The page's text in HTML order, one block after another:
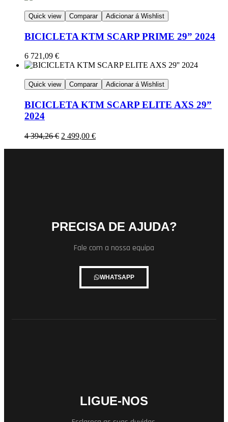
Quick view Comparar Adicionar á Wishlist
BICICLETA KTM SCARP PRIME 29” 2024
6 721,09 €
Quick view Comparar Adicionar á Wishlist
BICICLETA KTM SCARP ELITE AXS 29”
2024
4 394,26€ 2 499,00 €
PRECISA DE AJUDA?
Fale com a nossa equipa
WHATSAPP
LIGUE-NOS